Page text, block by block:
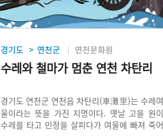
경기도 > 연천군 연천문화원
수레와 철마가 멈춘 연천 차탄리
경기도 연천군 연천읍 차탄리(車灘里)는 수레여
울이라는 뜻을 가진 지명이다. 옛날 고을 원이
수레를 타고 민정을 살피다가 여울에 빠져 죽어